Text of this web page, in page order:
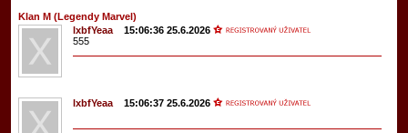
Klan M (Legendy Marvel)
lxbfYeaa
15:06:36 25.6.2026
555
lxbfYeaa 15:06:37 25.6.2026